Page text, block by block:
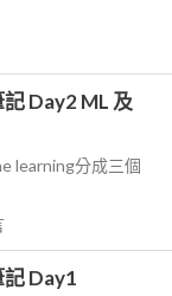
Day2 ML 及
learning分成三個
Day1